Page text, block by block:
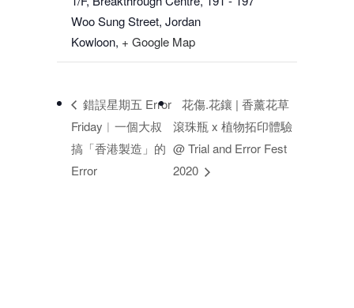
Woo Sung Street, Jordan
Kowloon, + Google Map
錯誤星期五 Error
Friday︳一個大叔
搞「香港製造」的
Error
花傷.花鑲 | 香薰花草
滾珠瓶 x 植物拓印體驗
@ Trial and Error Fest
2020